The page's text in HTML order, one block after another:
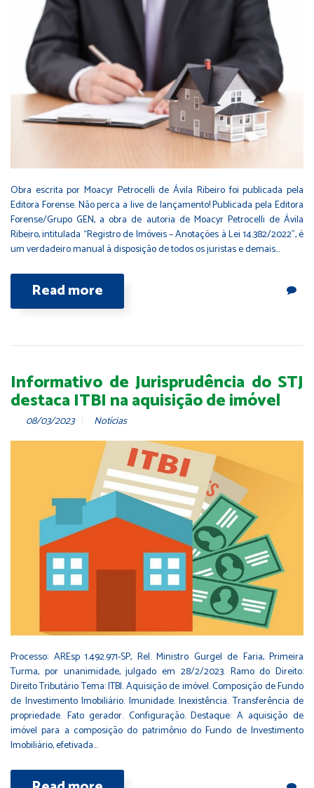
Obra escrita por Moacyr Petrocelli de Ávila Ribeiro foi publicada pela
Editora Forense. Não perca a live de lançamento! Publicada pela Editora
Forense/Grupo GEN, a obra de autoria de Moacyr Petrocelli de Ávila
Ribeiro, intitulada “Registro de Imóveis – Anotações à Lei 14.382/2022”, é
um verdadeiro manual à disposição de todos os juristas e demais…
Read more
Informativo de Jurisprudência do STJ
destaca ITBI na aquisição de imóvel
08/03/2023 Notícias
Processo: AREsp 1.492.971-SP, Rel. Ministro Gurgel de Faria, Primeira
Turma, por unanimidade, julgado em 28/2/2023. Ramo do Direito:
Direito Tributário Tema: ITBI. Aquisição de imóvel. Composição de Fundo
de Investimento Imobiliário. Imunidade. Inexistência. Transferência de
propriedade. Fato gerador. Configuração. Destaque: A aquisição de
imóvel para a composição do patrimônio do Fundo de Investimento
Imobiliário, efetivada…